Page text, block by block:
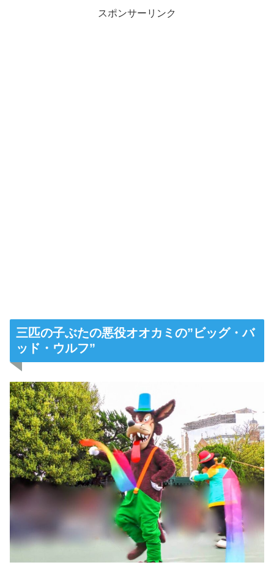
スポンサーリンク
三匹の子ぶたの悪役オオカミの”ビッグ・バ
ッド・ウルフ”